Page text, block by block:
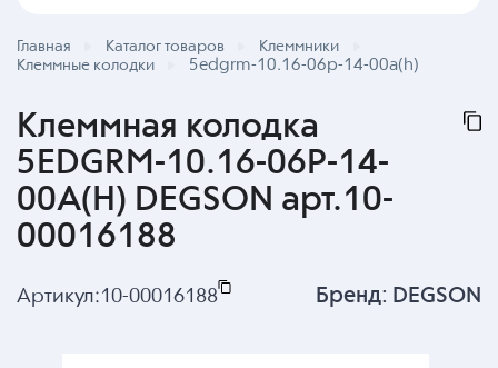
Главная Каталог товаров
Клеммники
Клеммные колодки
5edgrm-10.16-06p-14-00a(h)
Клеммная колодка
5EDGRM-10.16-06P-14-
00A(H) DEGSON арт.10-
00016188
Артикул:10-00016188 Бренд: DEGSON